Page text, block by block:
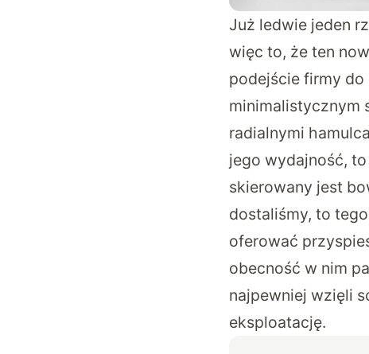
Już ledwie jeden
więc to, że ten
podejście firmy
minimalistycznym
radialnymi
jego wydajność,
skierowany jest
dostaliśmy, to
oferować
obecność w nim
najpewniej wzięli
eksploatację.